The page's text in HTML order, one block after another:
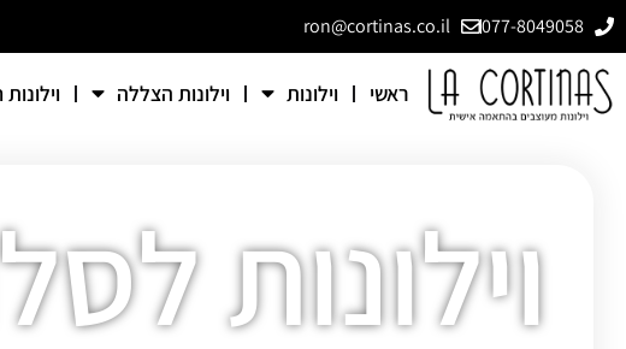
077-8049058
ron@cortinas.co.il
ראשי וילונות וילונות הצללה
וילונות